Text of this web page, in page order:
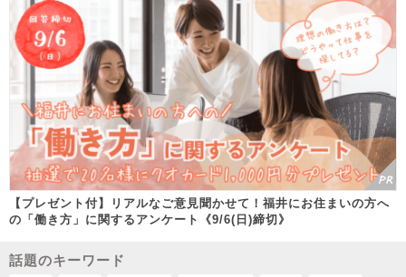
【プレゼント付】リアルなご意見聞かせて！福井にお住まいの方へ
の「働き方」に関するアンケート《9/6(日)締切》
話題のキーワード